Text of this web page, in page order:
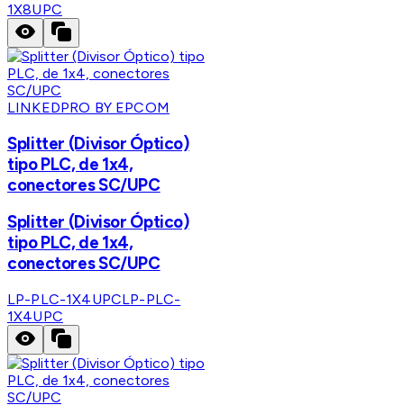
1X8UPC
LINKEDPRO BY EPCOM
Splitter (Divisor Óptico)
tipo PLC, de 1x4,
conectores SC/UPC
Splitter (Divisor Óptico)
tipo PLC, de 1x4,
conectores SC/UPC
LP-PLC-1X4UPCLP-PLC-
1X4UPC